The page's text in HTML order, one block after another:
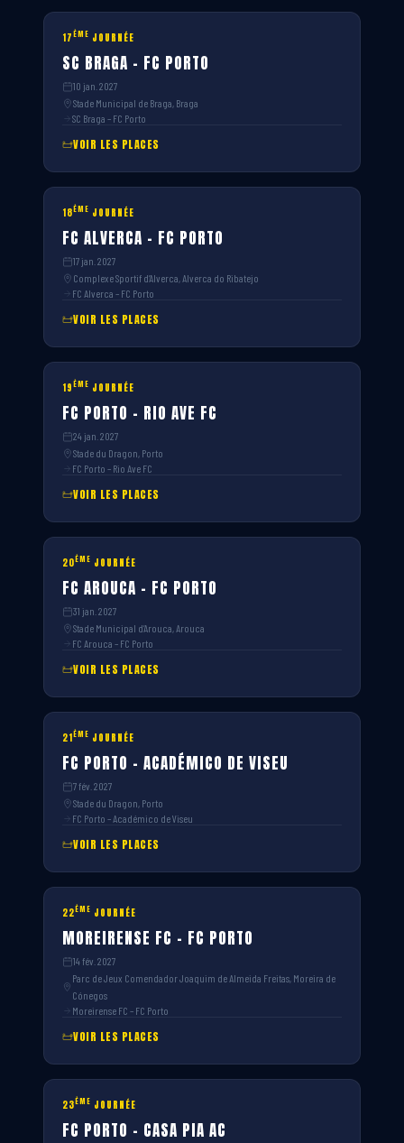
17ÈME JOURNÉE
SC BRAGA – FC PORTO
10 jan. 2027
Stade Municipal de Braga, Braga
SC Braga – FC Porto
VOIR LES PLACES
18ÈME JOURNÉE
FC ALVERCA – FC PORTO
17 jan. 2027
Complexe Sportif d’Alverca, Alverca do Ribatejo
FC Alverca – FC Porto
VOIR LES PLACES
19ÈME JOURNÉE
FC PORTO – RIO AVE FC
24 jan. 2027
Stade du Dragon, Porto
FC Porto – Rio Ave FC
VOIR LES PLACES
20ÈME JOURNÉE
FC AROUCA – FC PORTO
31 jan. 2027
Stade Municipal d’Arouca, Arouca
FC Arouca – FC Porto
VOIR LES PLACES
21ÈME JOURNÉE
FC PORTO – ACADÉMICO DE VISEU
7 fév. 2027
Stade du Dragon, Porto
FC Porto – Académico de Viseu
VOIR LES PLACES
22ÈME JOURNÉE
MOREIRENSE FC – FC PORTO
14 fév. 2027
Parc de Jeux Comendador Joaquim de Almeida Freitas, Moreira de
Cónegos
Moreirense FC – FC Porto
VOIR LES PLACES
23ÈME JOURNÉE
FC PORTO – CASA PIA AC